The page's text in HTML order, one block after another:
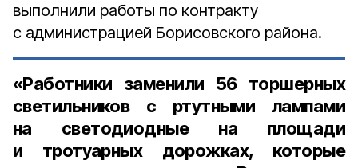
выполнили работы по контракту
с администрацией Борисовского района.
«Работники заменили 56 торшерных
светильниковс ртутными лампами
на светодиодные на площади
и тротуарных дорожках, которые